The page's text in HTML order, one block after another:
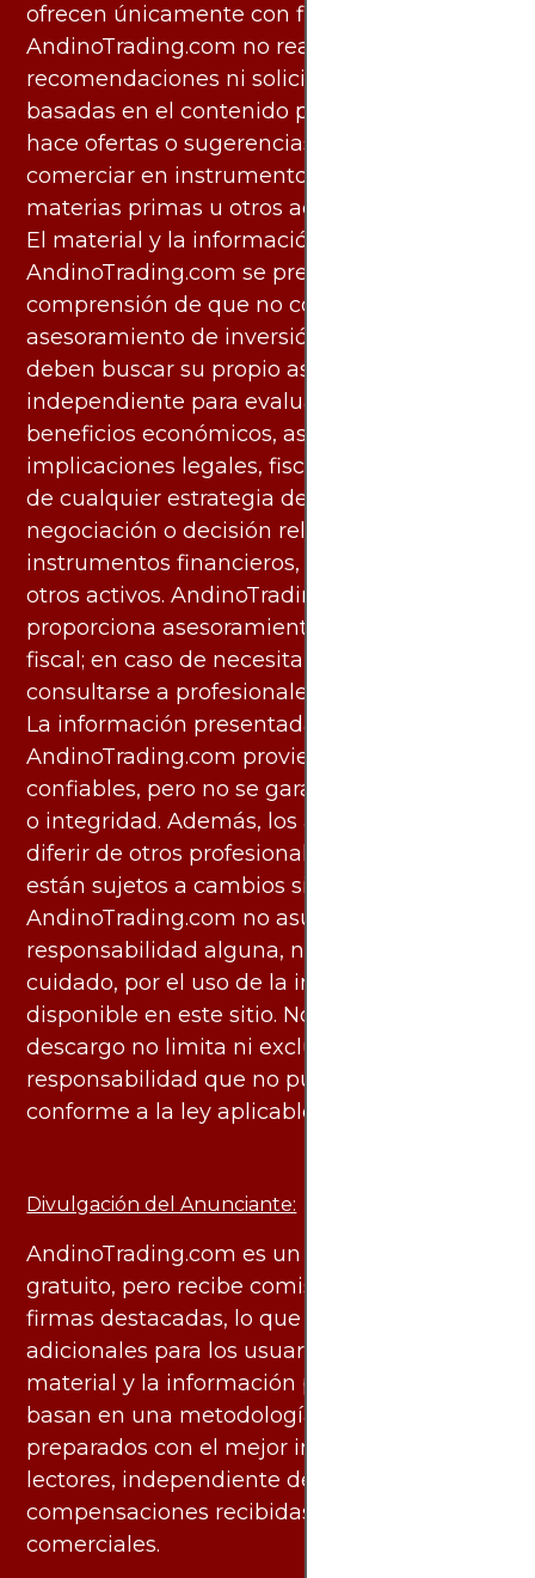
ofrecen únicamente con fines informativos.
AndinoTrading.com no realiza
recomendaciones ni solicita acciones
basadas en el contenido proporcionado, ni
hace ofertas o sugerencias para invertir o
comerciar en instrumentos financieros,
materias primas u otros activos.
El material y la información disponibles en
AndinoTrading.com se presentan con la
comprensión de que no constituyen
asesoramiento de inversión. Los usuarios
deben buscar su propio asesoramiento
independiente para evaluar los riesgos y
beneficios económicos, así como las
implicaciones legales, fiscales y contables
de cualquier estrategia de inversión,
negociación o decisión relacionada con
instrumentos financieros, materias primas u
otros activos. AndinoTrading.com no
proporciona asesoramiento legal, contable o
fiscal; en caso de necesitarlo, debe
consultarse a profesionales especializados.
La información presentada por
AndinoTrading.com proviene de fuentes
confiables, pero no se garantiza su exactitud
o integridad. Además, los análisis pueden
diferir de otros profesionales calificados y
están sujetos a cambios sin previo aviso.
AndinoTrading.com no asume
responsabilidad alguna, ni deber de
cuidado, por el uso de la información
disponible en este sitio. No obstante, este
descargo no limita ni excluye ninguna
responsabilidad que no pueda ser excluida
conforme a la ley aplicable.
Divulgación del Anunciante:
AndinoTrading.com es un sitio de uso
gratuito, pero recibe comisiones de algunas
firmas destacadas, lo que no genera costos
adicionales para los usuarios. Todo el
material y la información publicados se
basan en una metodología imparcial y están
preparados con el mejor interés de los
lectores, independiente de las
compensaciones recibidas de socios
comerciales.